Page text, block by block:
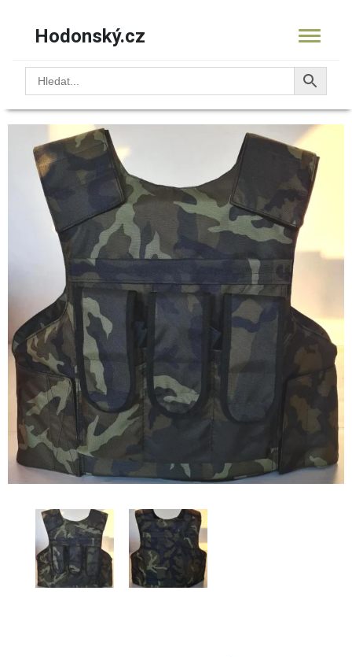
Hodonský.cz
KOŠÍK
PRODUKTY
OBCHOD
O NÁS
KONTAKT
Obchod/Neprůstřelné vesty (Bulletproof Vests)/ Vesta
Defender, vel. L (Bulletproof Vest Defender, size L)